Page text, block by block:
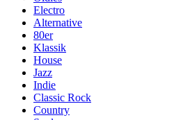
Electro
Alternative
80er
Klassik
House
Jazz
Indie
Classic Rock
Country